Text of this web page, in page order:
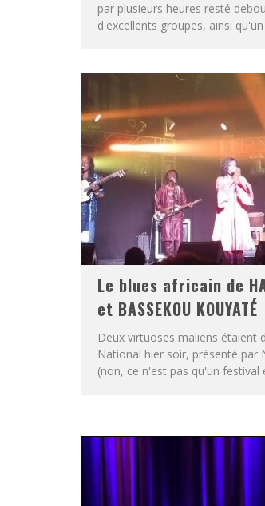
par plusieurs heures resté
d'excellents groupes, ainsi
Le blues africain de
et BASSEKOU KOUYATÉ
Deux virtuoses maliens étaient
National hier soir, présenté par
(non, ce n'est pas qu'un festival